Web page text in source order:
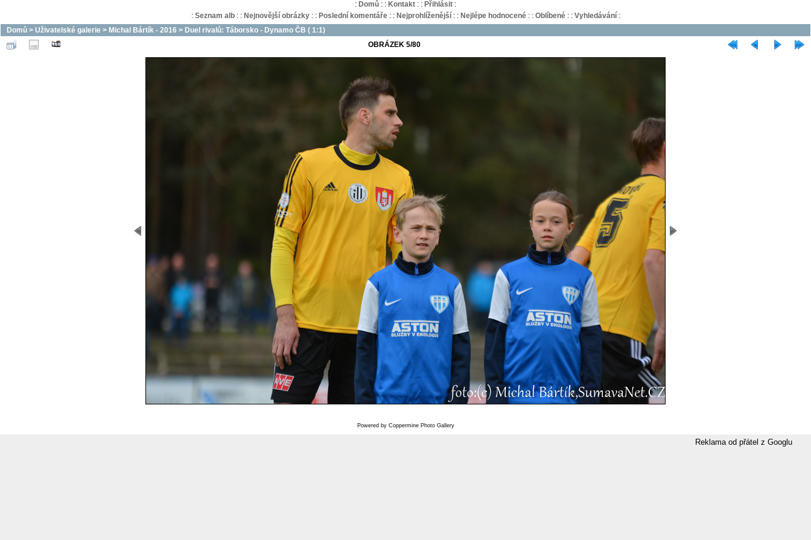
: Domů : : Kontakt : : Přihlásit :
: Seznam alb: : Nejnovější obrázky: : Poslední komentáře: : Nejprohlíženější: : Nejlépe hodnocené: : Oblíbené: : Vyhledávání:
Domů > Uživatelské galerie > Michal Bártík - 2016 > Duel rivalů: Táborsko - Dynamo ČB ( 1:1)
OBRÁZEK 5/80
Powered by Coppermine Photo Gallery
Reklama od přátel z Googlu